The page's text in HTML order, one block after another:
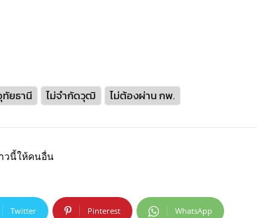
ทัยธานี ไม่จำกัดวุฒิ ไม่ต้องผ่าน กพ.
วนี้ให้คนอื่น
Twitter Pinterest WhatsApp